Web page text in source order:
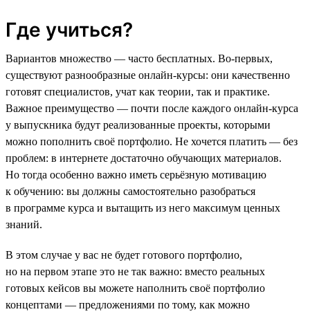
Где учиться?
Вариантов множество — часто бесплатных. Во-первых,
существуют разнообразные онлайн-курсы: они качественно
готовят специалистов, учат как теории, так и практике.
Важное преимущество — почти после каждого онлайн-курса
у выпускника будут реализованные проекты, которыми
можно пополнить своё портфолио. Не хочется платить — без
проблем: в интернете достаточно обучающих материалов.
Но тогда особенно важно иметь серьёзную мотивацию
к обучению: вы должны самостоятельно разобраться
в программе курса и вытащить из него максимум ценных
знаний.
В этом случае у вас не будет готового портфолио,
но на первом этапе это не так важно: вместо реальных
готовых кейсов вы можете наполнить своё портфолио
концептами — предложениями по тому, как можно